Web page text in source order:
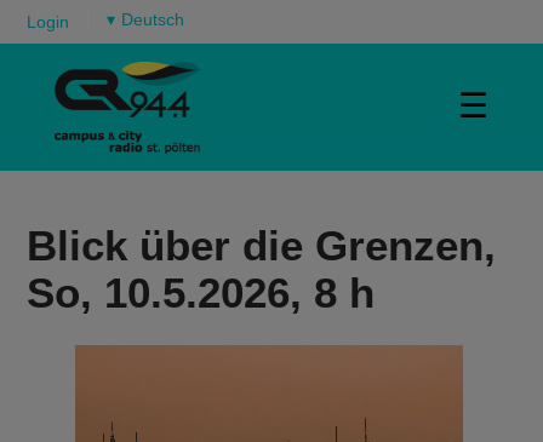
Login ▾
☰
Blick über die Grenzen,
So, 10.5.2026, 8 h